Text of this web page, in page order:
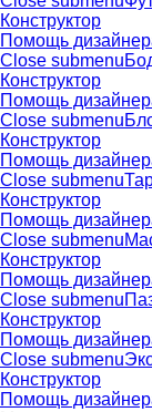
Конструктор
Помощь
Close submenu
Конструктор
Помощь
Close submenu
Конструктор
Помощь
Close submenu
Конструктор
Помощь
Close submenu
Конструктор
Помощь
Close submenu
Конструктор
Помощь
Close submenu
Конструктор
Помощь